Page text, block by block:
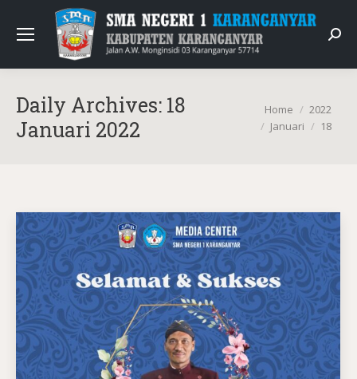
Daily Archives: 18
Januari 2022
You are here:
Home
2022
Januari
18